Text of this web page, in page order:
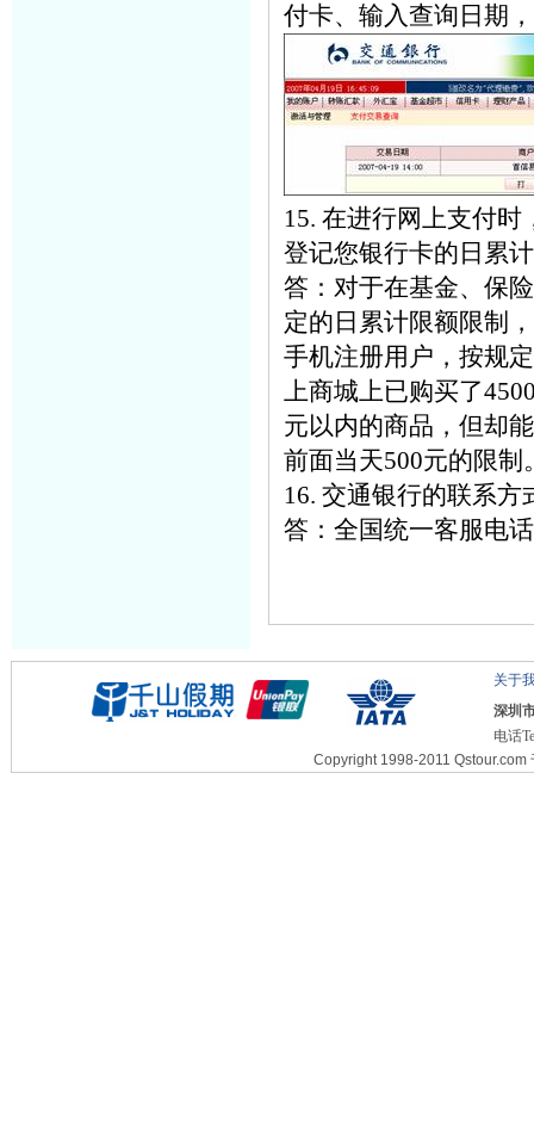
付卡、输入查询日期
15. 在进行网上支付
登记您银行卡的日累
答：对于在基金、保
定的日累计限额限制
手机注册用户，按规
上商城上已购买了
元以内的商品，但却
前面当天500元的限制
16. 交通银行的联系方
答：全国统一客服电
关于
深圳
电话
Copyright 1998-2011